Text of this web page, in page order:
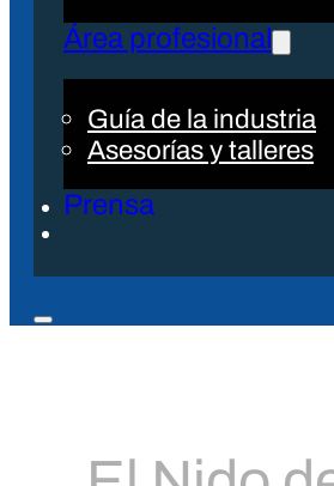
Área profesional
Guía de la industria
Asesorías y talleres
Prensa